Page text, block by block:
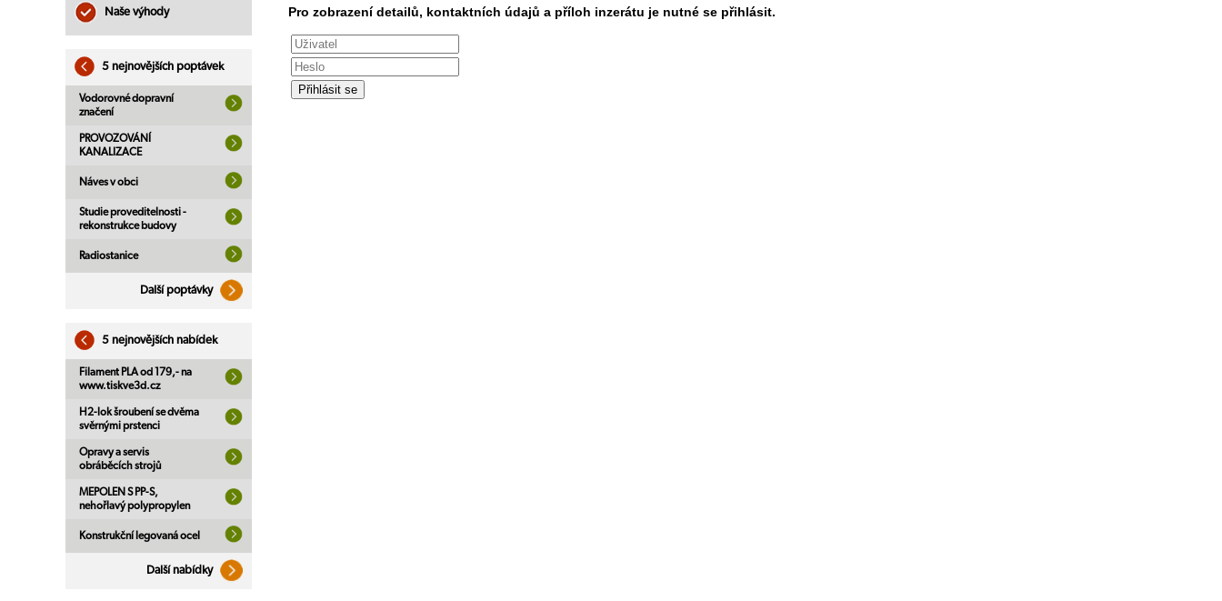
Naše výhody
5 nejnovějších poptávek
Vodorovné dopravní
značení
PROVOZOVÁNÍ
KANALIZACE
Náves v obci
Studie proveditelnosti -
rekonstrukce budovy
Radiostanice
Další poptávky
5 nejnovějších nabídek
Filament PLA od 179,- na
www.tiskve3d.cz
H2-lok šroubení se dvěma
svěrnými prstenci
Opravy a servis
obráběcích strojů
MEPOLEN S PP-S,
nehořlavý polypropylen
Konstrukční legovaná ocel
Další nabídky
Pro zobrazení detailů, kontaktních údajů a příloh inzerátu je nutné se přihlásit.